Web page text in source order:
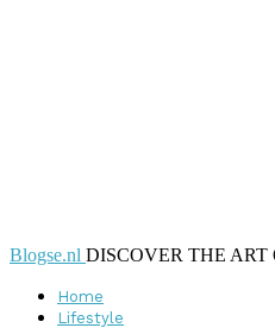
Blogse.nl DISCOVER THE ART
Home
Lifestyle